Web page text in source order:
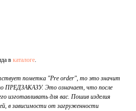
в каталоге
пометка "Pre order", то это значит
ПРЕДЗАКАЗУ. Это означает, что после
изготавливать для вас. Пошив изделия
в зависимости от загруженности